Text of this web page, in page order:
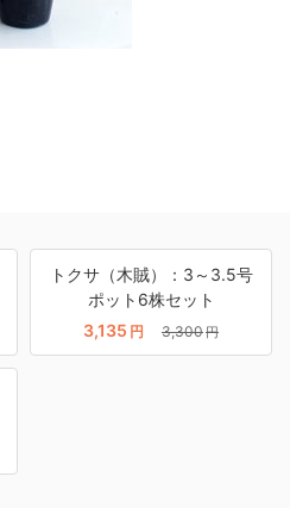
トクサ（木賊）：3～3.5号
ポット6株セット
3,135 円 3,300円